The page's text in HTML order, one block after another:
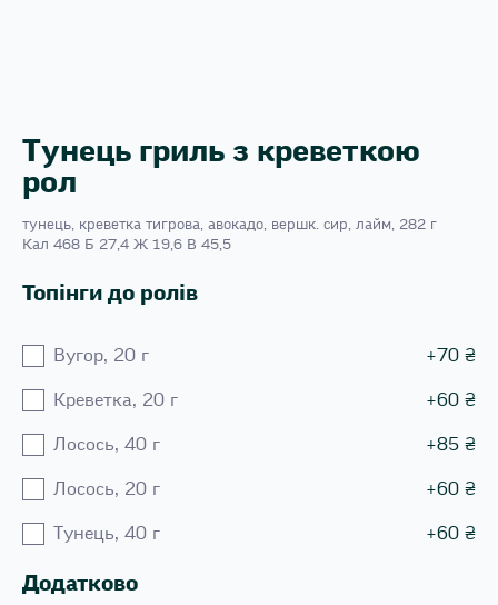
Тунець гриль з креветкою
рол
тунець, креветка тигрова, авокадо, вершк. сир, лайм, 282 г
Кал 468 Б 27,4 Ж 19,6 В 45,5
Топінги до ролів
Вугор, 20 г +70 ₴
Креветка, 20 г +60 ₴
Лосось, 40 г +85 ₴
Лосось, 20 г +60 ₴
Тунець, 40 г +60 ₴
Додатково